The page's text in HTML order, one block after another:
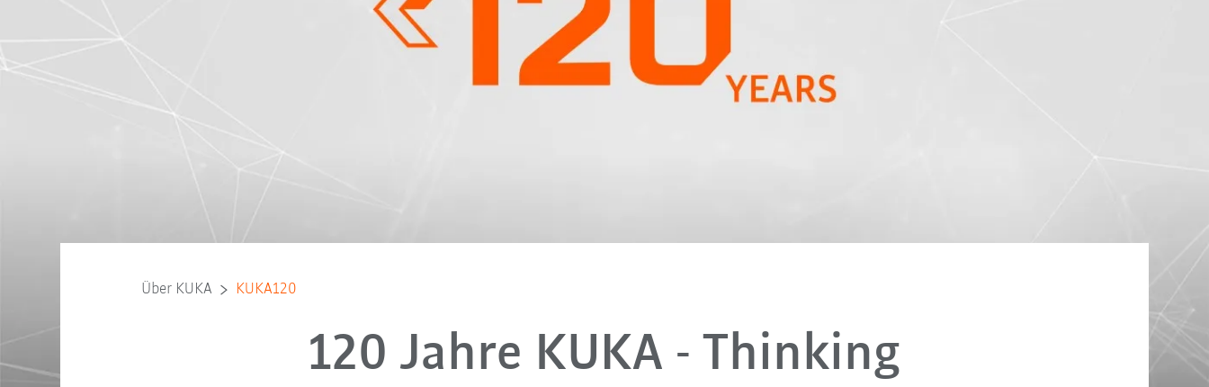
Über KUKA KUKA120
120 Jahre KUKA - Thinking